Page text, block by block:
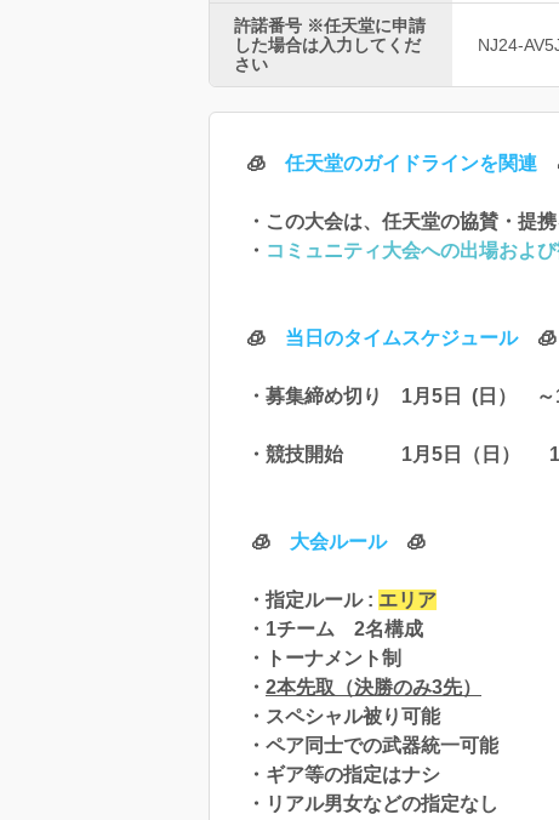
許諾番号 ※任天堂に申請
した場合は入力してくだ
さい
NJ24-
🧊 任天堂のガイドラインを関連
・この大会は、任天堂の協賛・提
・ コミュニティ大会への出場およ
🧊 当日のタイムスケジュール🧊
・募集締め切り 1月5日 (日） ～
・競技開始 1月5日（日）
🧊 大会ルール🧊
・指定ルール : エリア
・1チーム 2名構成
・トーナメント制
・ 2本先取（決勝のみ3先）
・スペシャル被り可能
・ペア同士での武器統一可能
・ギア等の指定はナシ
・リアル男女などの指定なし